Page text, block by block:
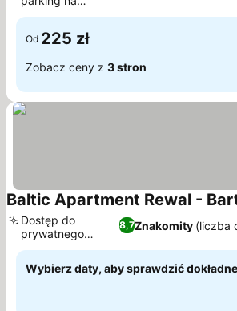
miejscu
Od 225 zł
Zobacz ceny z 3 stron
Baltic Apartment Rewal -
8,7Znakomity (liczba
Dostęp do
prywatnego
ogrodu
Wybierz daty, aby sprawdzić